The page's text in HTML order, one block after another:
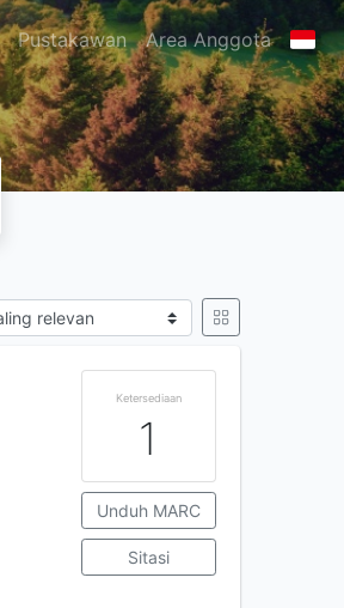
Pustakawan Area Anggota
Ketersediaan
1
Unduh MARC
Sitasi